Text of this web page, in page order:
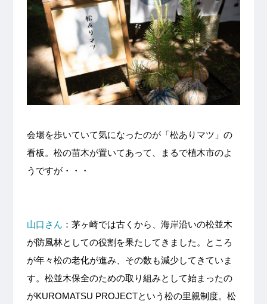
会場を歩いていて気になったのが「松ありマツ」の
看板。松の苗木が置いてあって、まるで植木市のよ
うですが・・・
山口さん ：茅ヶ崎では古くから、海岸沿いの松並木
が防風林としての役割を果たしてきました。ところ
が年々松の老化が進み、その数も減少してきていま
す。松並木保全のための取り組みとして始まったの
がKUROMATSU PROJECTという松の里親制度。松